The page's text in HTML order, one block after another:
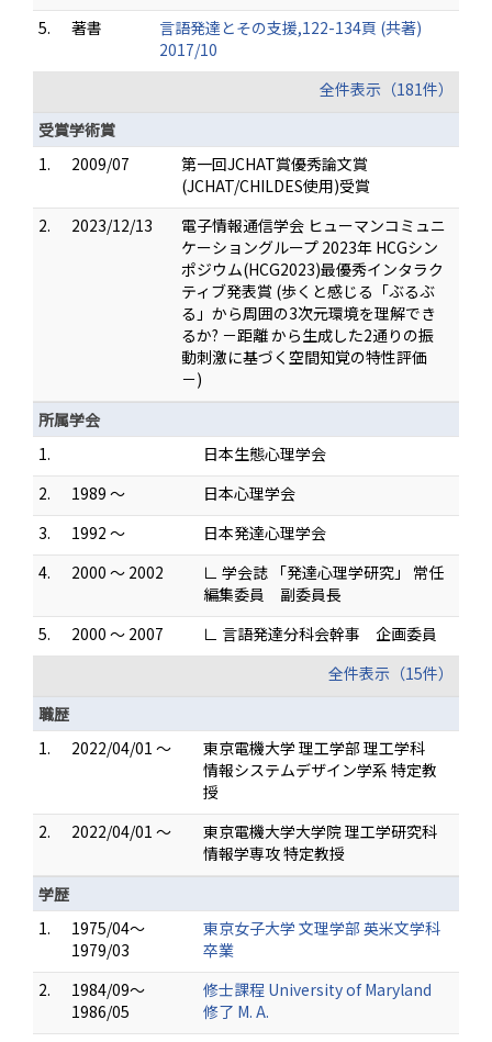
5.
著書
言語発達とその支援,122-134頁 (共著)
2017/10
全件表示（181件）
受賞学術賞
1.
2009/07
第一回JCHAT賞優秀論文賞
(JCHAT/CHILDES使用)受賞
2.
2023/12/13
電子情報通信学会 ヒューマンコミュニ
ケーショングループ 2023年 HCGシン
ポジウム(HCG2023)最優秀インタラク
ティブ発表賞 (歩くと感じる「ぶるぶ
る」から周囲の3次元環境を理解でき
るか? －距離 から生成した2通りの振
動刺激に基づく空間知覚の特性評価
－)
所属学会
1.
日本生態心理学会
2.
1989 ～
日本心理学会
3.
1992 ～
日本発達心理学会
4.
2000 ～ 2002
∟ 学会誌 「発達心理学研究」 常任
編集委員 副委員長
5.
2000 ～ 2007
∟ 言語発達分科会幹事 企画委員
全件表示（15件）
職歴
1.
2022/04/01 ～
東京電機大学 理工学部 理工学科
情報システムデザイン学系 特定教
授
2.
2022/04/01 ～
東京電機大学大学院 理工学研究科
情報学専攻 特定教授
学歴
1.
1975/04～
1979/03
東京女子大学 文理学部 英米文学科
卒業
2.
1984/09～
1986/05
修士課程 University of Maryland
修了 M. A.